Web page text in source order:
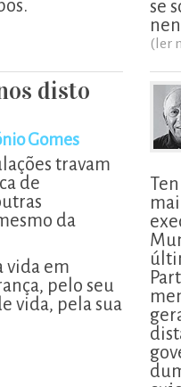
se
(ler
disto
Gomes
travam
de
da
vida em
pelo seu
vida, pela sua